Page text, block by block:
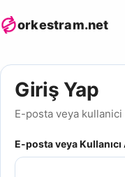
orkestram.net
Giriş Yap
E-posta veya
E-posta veya Kullanıcı